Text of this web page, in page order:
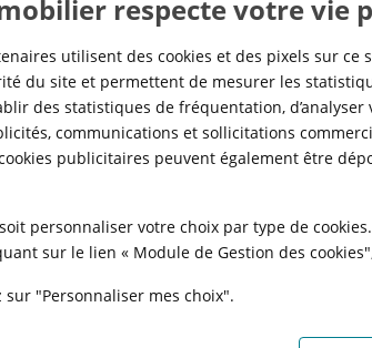
des
:
agglomérations, en adéquation
avec la réalité des marchés locaux
pour répondre à tous les besoins
en logement, de partout en
France.
en
MODULE DE GESTION DES
respecte votre vie
utilisent des cookies et des pixels sur
du site et permettent de mesurer les
des statistiques de fréquentation, d’analyser
communications et sollicitations
publicitaires peuvent également être
personnaliser votre choix par type de
sur le lien « Module de Gestion des
"Personnaliser mes choix".